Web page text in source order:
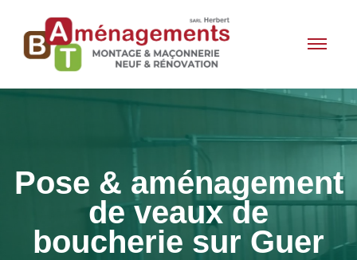
Pose & aménagement
de veaux de
boucherie sur Guer